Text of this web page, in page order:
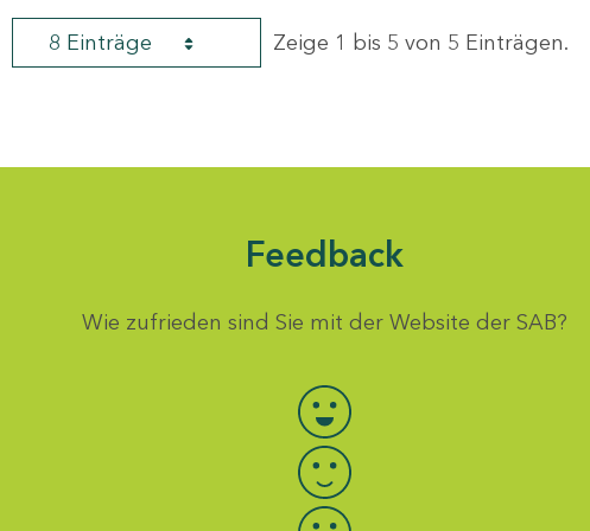
8 Einträge Zeige 1 bis 5 von 5 Einträgen.
Feedback
Wie zufrieden sind Sie mit der Website der SAB?
Bewertung auswählen